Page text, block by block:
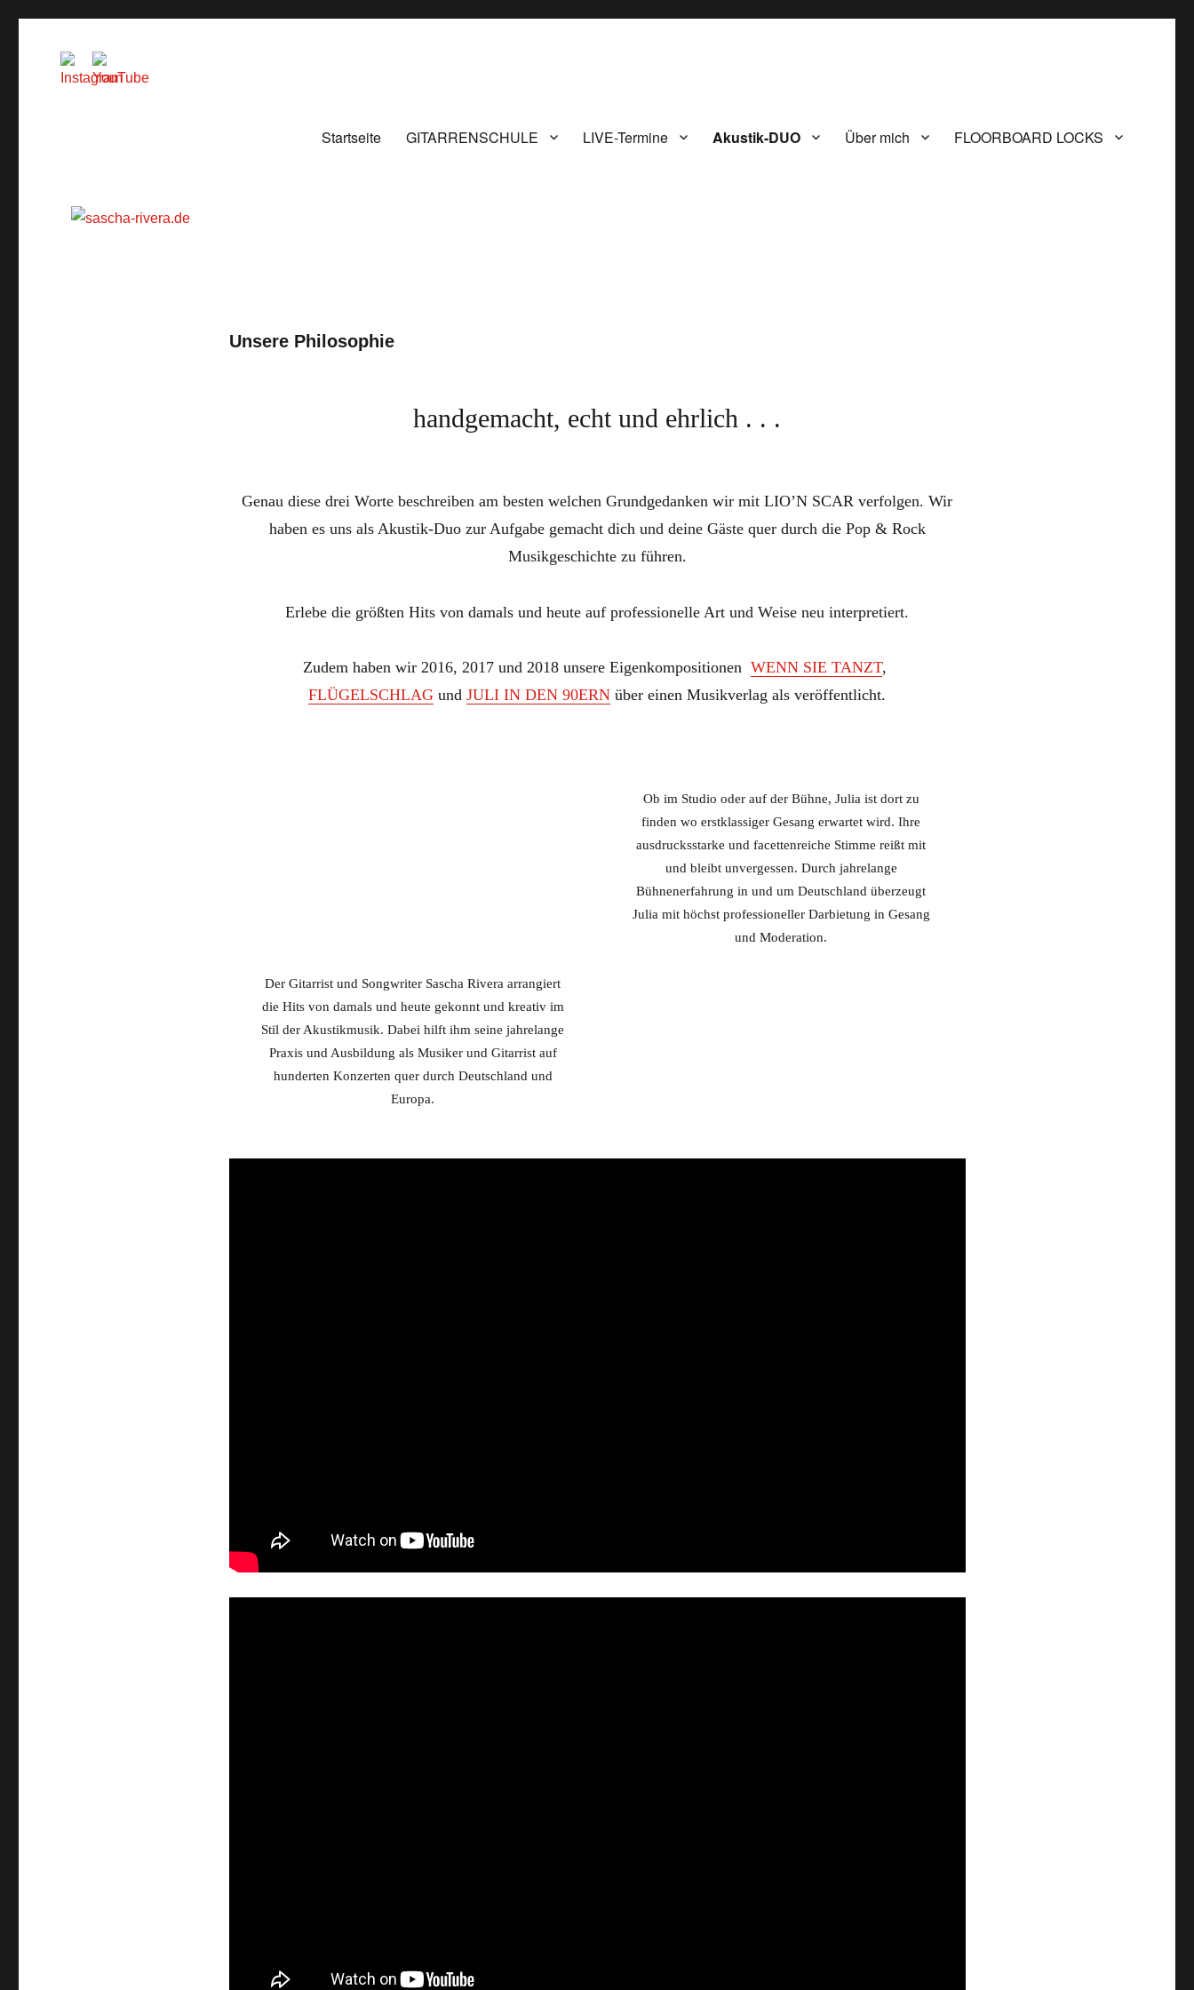
Startseite GITARRENSCHULE LIVE-Termine Akustik-DUO Über mich FLOORBOARD LOCKS
Unsere Philosophie
handgemacht, echt und ehrlich . . .
Genau diese drei Worte beschreiben am besten welchen Grundgedanken wir mit LIO’N SCAR verfolgen. Wir
haben es uns als Akustik-Duo zur Aufgabe gemacht dich und deine Gäste quer durch die Pop & Rock
Musikgeschichte zu führen.
Erlebe die größten Hits von damals und heute auf professionelle Art und Weise neu interpretiert.
Zudem haben wir 2016, 2017 und 2018 unsere Eigenkompositionen WENN SIE TANZT,
FLÜGELSCHLAG und JULI IN DEN 90ERN über einen Musikverlag als veröffentlicht.
Ob im Studio oder auf der Bühne, Julia ist dort zu
finden wo erstklassiger Gesang erwartet wird. Ihre
ausdrucksstarke und facettenreiche Stimme reißt mit
und bleibt unvergessen. Durch jahrelange
Bühnenerfahrung in und um Deutschland überzeugt
Julia mit höchst professioneller Darbietung in Gesang
und Moderation.
Der Gitarrist und Songwriter Sascha Rivera arrangiert
die Hits von damals und heute gekonnt und kreativ im
Stil der Akustikmusik. Dabei hilft ihm seine jahrelange
Praxis und Ausbildung als Musiker und Gitarrist auf
hunderten Konzerten quer durch Deutschland und
Europa.